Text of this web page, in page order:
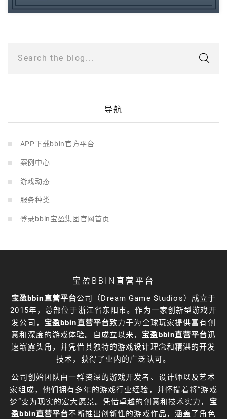
Search the blog...
导航
APP下载bbin官方平台
案例中心
游戏动态
服务种类
登录bbin宝盈集团官网首页
宝盈BBIN直营平台
宝盈bbin直营平台公司（Dream Game Studios）成立于
2015年，总部位于浙江省东阳市。作为一家创新型游戏开
发公司， 宝盈bbin直营平台致力于为全球玩家提供富有创
意和深度的游戏体验。自成立以来， 宝盈bbin直营平台迅
速崭露头角，并凭借其独特的游戏设计理念和精湛的开发
技术，获得了业内的广泛认可。
公司创始团队由一群资深的游戏开发者、设计师以及艺术
家组成，他们拥有多年的游戏行业经验，并怀揣着将“游戏
梦”变为现实的宏大愿景。凭借卓越的创意和技术实力， 宝
盈bbin直营平台不断推出创新性的游戏作品，涵盖了角色